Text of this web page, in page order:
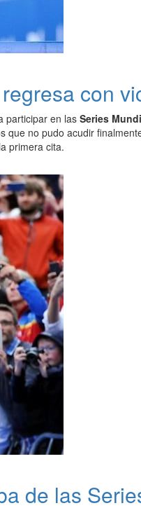
con
participar en las Series
que no pudo acudir
primera cita.
de las